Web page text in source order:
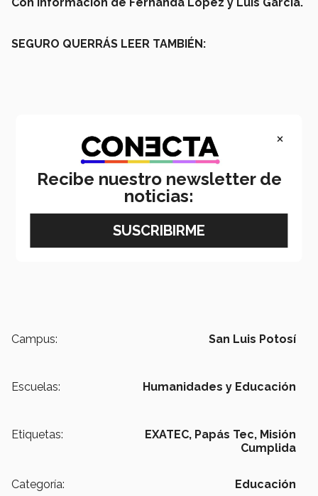
Con información de Fernanda López y Luis García.
SEGURO QUERRÁS LEER TAMBIÉN:
Campus: San Luis Potosí
Escuelas: Humanidades y Educación
Etiquetas: EXATEC, Papás Tec, Misión
Cumplida
Categoría: Educación
×
Recibe nuestro newsletter de
noticias: